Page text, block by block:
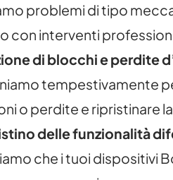
problemi di tipo
con interventi
di blocchi e perdite
tempestivamente
o perdite e ripristinare
delle funzionalità
che i tuoi dispositivi